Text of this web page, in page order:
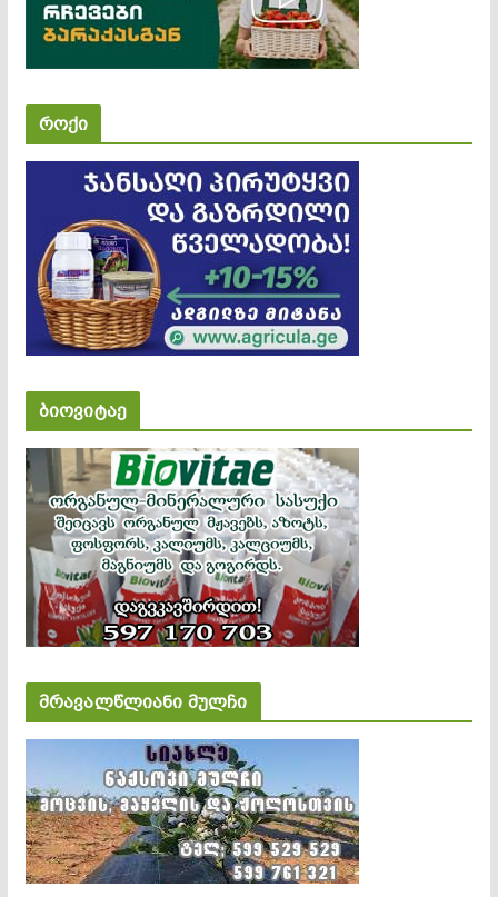
როქი
ბიოვიტაე
მრავალწლიანი მულჩი